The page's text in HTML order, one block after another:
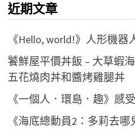
字:
近期文章
《Hello, world!》人形機器
饕鮮屋平價丼飯 – 大草蝦
五花燒肉丼和醬烤雞腿丼
《一個人．環島．趣》感
《海底總動員2：多莉去